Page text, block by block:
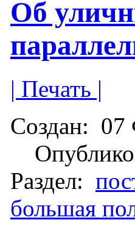
Об
| Печать |
Создан: 07
Раздел:
большая